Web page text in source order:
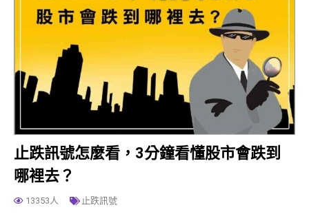
止跌訊號怎麼看，3分鐘看懂股市會跌到
哪裡去？
13353人 止跌訊號